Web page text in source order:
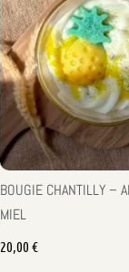
BOUGIE CHANTILLY –
MIEL
20,00 €